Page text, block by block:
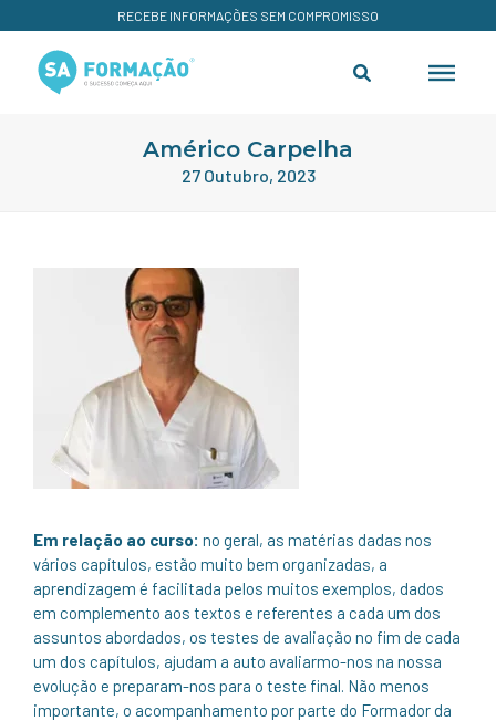
RECEBE INFORMAÇÕES SEM COMPROMISSO
Américo Carpelha
27 Outubro, 2023
Em relação ao curso: no geral, as matérias dadas nos
vários capítulos, estão muito bem organizadas, a
aprendizagem é facilitada pelos muitos exemplos, dados
em complemento aos textos e referentes a cada um dos
assuntos abordados, os testes de avaliação no fim de cada
um dos capítulos, ajudam a auto avaliarmo-nos na nossa
evolução e preparam-nos para o teste final. Não menos
importante, o acompanhamento por parte do Formador da